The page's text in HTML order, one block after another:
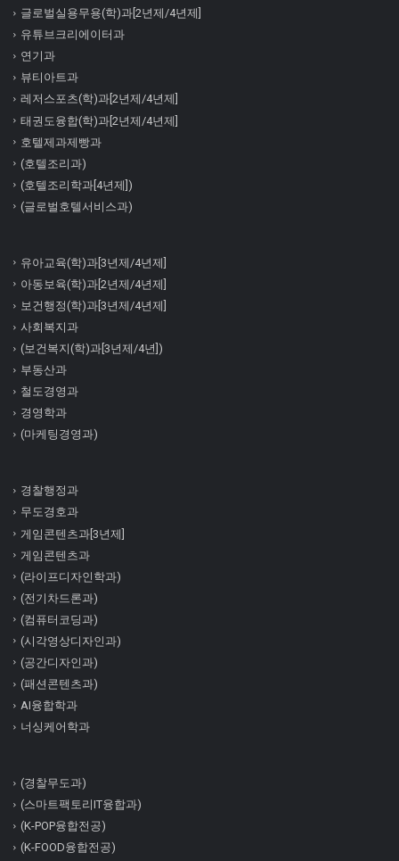
글로벌실용무용(학)과[2년제/4년제]
유튜브크리에이터과
연기과
뷰티아트과
레저스포츠(학)과[2년제/4년제]
태권도융합(학)과[2년제/4년제]
호텔제과제빵과
(호텔조리과)
(호텔조리학과[4년제])
(글로벌호텔서비스과)
유아교육(학)과[3년제/4년제]
아동보육(학)과[2년제/4년제]
보건행정(학)과[3년제/4년제]
사회복지과
(보건복지(학)과[3년제/4년])
부동산과
철도경영과
경영학과
(마케팅경영과)
경찰행정과
무도경호과
게임콘텐츠과[3년제]
게임콘텐츠과
(라이프디자인학과)
(전기차드론과)
(컴퓨터코딩과)
(시각영상디자인과)
(공간디자인과)
(패션콘텐츠과)
AI융합학과
너싱케어학과
(경찰무도과)
(스마트팩토리IT융합과)
(K-POP융합전공)
(K-FOOD융합전공)